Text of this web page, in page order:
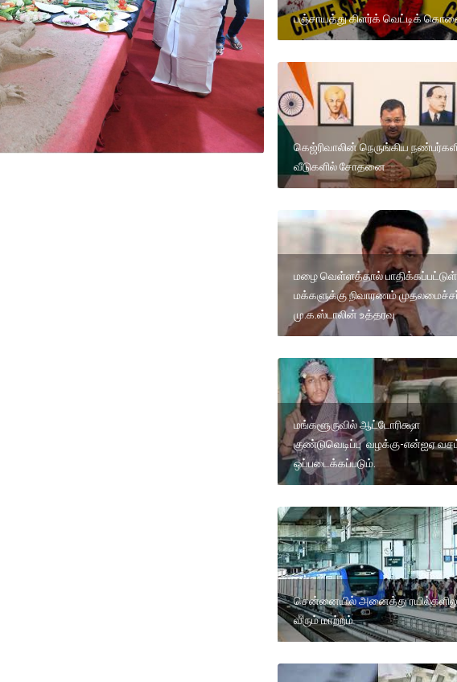
பஞ்சாயத்து கிளர்க் வெட்டிக்
கெஜ்ரிவாலின் நெருங்கிய
வீடுகளில் சோதனை
மழை வெள்ளத்தால்
மக்களுக்கு நிவாரணம்
மு.க.ஸ்டாலின் உத்தரவு
மங்களூருவில் ஆட்டோரிக்ஷா
குண்டுவெடிப்பு வழக்கு-என்ஐஏ
ஒப்படைக்கப்படும்.
சென்னையில் அனைத்து
வரும் மாற்றம்